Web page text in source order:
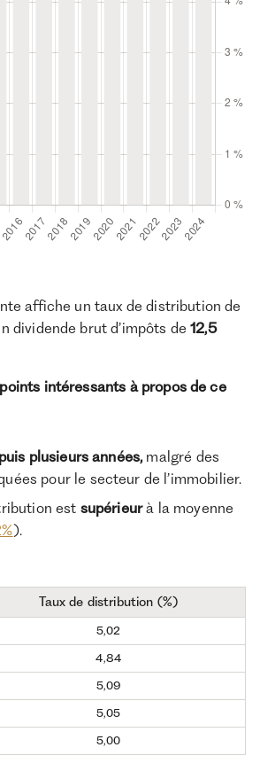
affiche un taux de distribution de
dividende brut d’impôts de12,5
intéressants à propos de ce
plusieurs années, malgré des
pour le secteur de l’immobilier.
est supérieurà la moyenne
).
Taux de distribution (%)
5,02
4,84
5,09
5,05
5,00